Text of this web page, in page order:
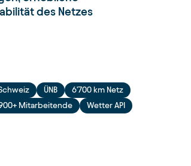
des Netzes
ÜNB
6'700 km Netz
Mitarbeitende
Wetter API